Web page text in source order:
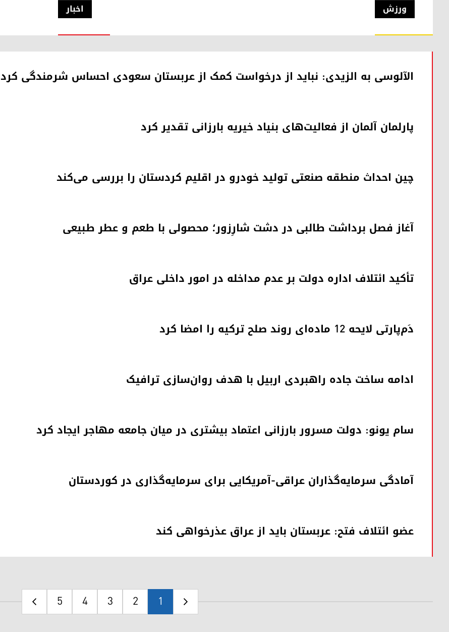
ورزش اخبار
الآلوسی به الزیدی: نباید از درخواست کمک از عربستان سعودی احساس شرمندگی کرد
پارلمان آلمان از فعالیت‌های بنیاد خیریه بارزانی تقدیر کرد
چین احداث منطقه صنعتی تولید خودرو در اقلیم کردستان را بررسی می‌کند
آغاز فصل برداشت طالبی در دشت شارِزور؛ محصولی با طعم و عطر طبیعی
تأکید ائتلاف اداره دولت بر عدم مداخله در امور داخلی عراق
دَم‌پارتی لایحه ۱۲ ماده‌ای روند صلح ترکیه را امضا کرد
ادامه ساخت جاده راهبردی اربیل با هدف روان‌سازی ترافیک
سام یونو: دولت مسرور بارزانی اعتماد بیشتری در میان جامعه مهاجر ایجاد کرد
آمادگی سرمایه‌گذاران عراقی-آمریکایی برای سرمایه‌گذاری در کوردستان
عضو ائتلاف فتح: عربستان باید از عراق عذرخواهی کند
1
2
3
4
5